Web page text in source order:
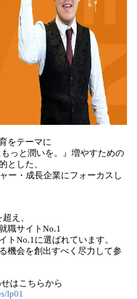
をテーマに
っと潤いを。』増やすための
とした、
ー・成長企業にフォーカスし
え、
職サイトNo.1
トNo.1に選ばれています。
機会を創出すべく尽力して参
はこちらから
lp01